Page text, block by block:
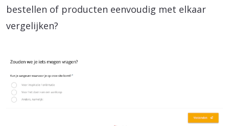
bestellen of producten eenvoudig met elkaar
vergelijken?